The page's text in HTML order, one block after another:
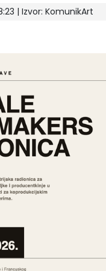
| Izvor: KomunikArt